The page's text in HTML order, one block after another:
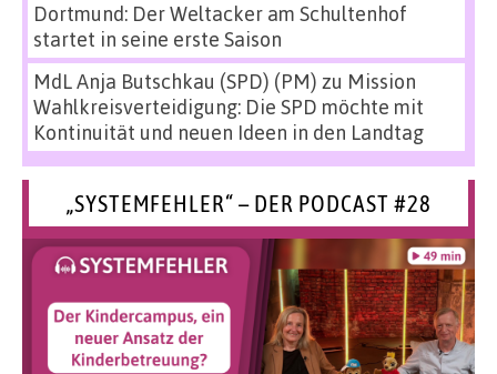
Dortmund: Der Weltacker am Schultenhof
startet in seine erste Saison
MdL Anja Butschkau (SPD) (PM) zu Mission
Wahlkreisverteidigung: Die SPD möchte mit
Kontinuität und neuen Ideen in den Landtag
„SYSTEMFEHLER“ – DER PODCAST #28